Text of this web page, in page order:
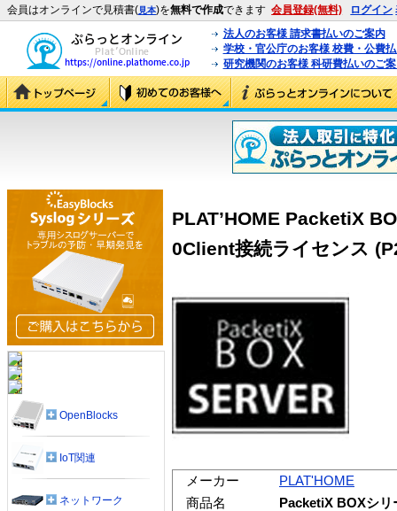
会員はオンラインで見積書(見本)を無料で作成できます 会員登録(無料) ログイン
法人のお客様 請求書払いのご案内
学校・官公庁のお客様 校費・公費
研究機関のお客様 科研費払いのご
PLAT’HOME PacketiX
0Client接続ライセンス
メーカー
PLAT'HOME
商品名
PacketiX BOXシ
OpenBlocks
IoT関連
ネットワーク